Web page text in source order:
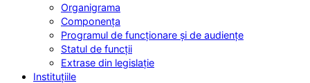
Organigrama
Componența
Programul de funcționare și de audiențe
Statul de funcții
Extrase din legislație
Instituțiile